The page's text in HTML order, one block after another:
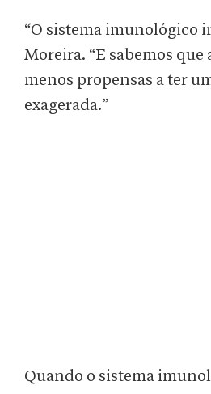
“O sistema imunológico
Moreira. “E sabemos que
menos propensas a ter
exagerada.”
Quando o sistema